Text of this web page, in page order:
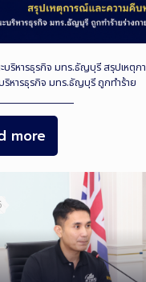
ริหารธุรกิจ มทร.ธัญบุรี สรุปเหตุก
ารธุรกิจ มทร.ธัญบุรี ถูกทำร้าย
more